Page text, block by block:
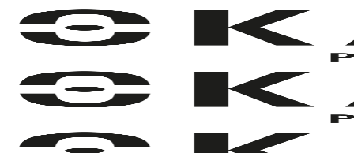
contenu